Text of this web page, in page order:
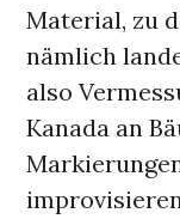
Material, zu
nämlich
also
Kanada an